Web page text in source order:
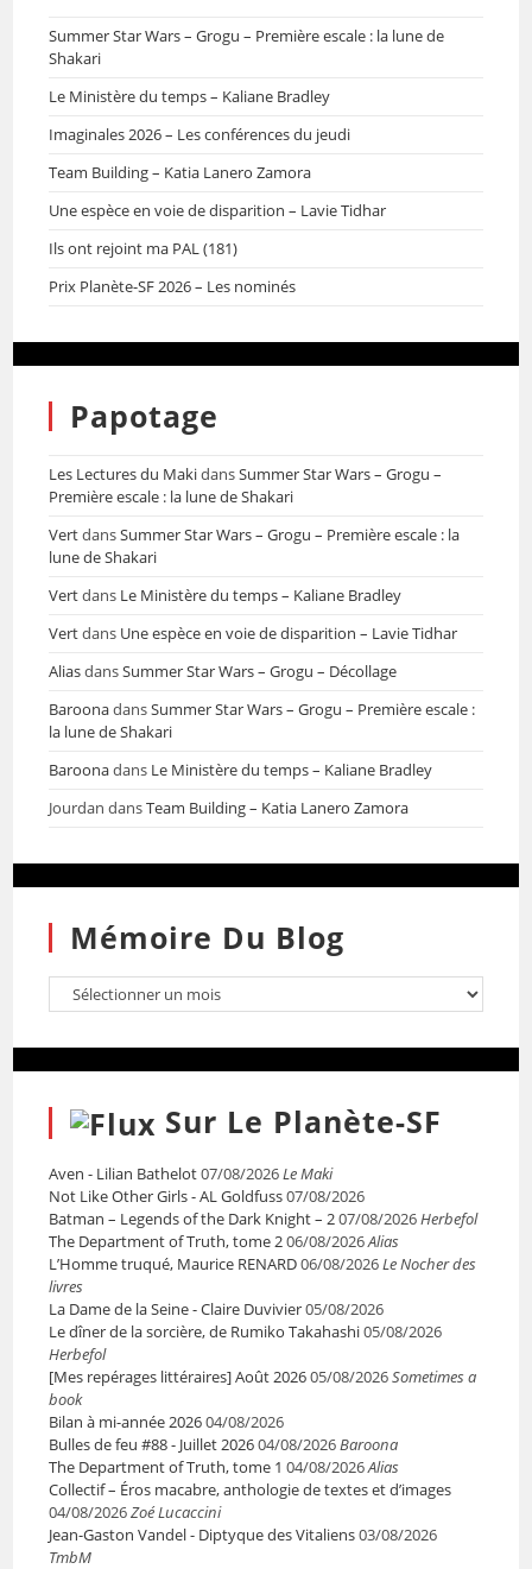
Summer Star Wars – Grogu – Première escale : la lune de
Shakari
Le Ministère du temps – Kaliane Bradley
Imaginales 2026 – Les conférences du jeudi
Team Building – Katia Lanero Zamora
Une espèce en voie de disparition – Lavie Tidhar
Ils ont rejoint ma PAL (181)
Prix Planète-SF 2026 – Les nominés
Papotage
Les Lectures du MakidansSummer Star Wars – Grogu –
Première escale : la lune de Shakari
VertdansSummer Star Wars – Grogu – Première escale : la
lune de Shakari
Vertdans Le Ministère du temps – Kaliane Bradley
Vertdans Une espèce en voie de disparition – Lavie Tidhar
AliasdansSummer Star Wars – Grogu – Décollage
BaroonadansSummer Star Wars – Grogu – Première escale :
la lune de Shakari
Baroonadans Le Ministère du temps – Kaliane Bradley
Jourdan dansTeam Building – Katia Lanero Zamora
Mémoire Du Blog
Sur Le Planète-SF
Aven - Lilian Bathelot07/08/2026Le Maki
Not Like Other Girls - AL Goldfuss07/08/2026
Batman – Legends of the Dark Knight – 207/08/2026Herbefol
The Department of Truth, tome 206/08/2026Alias
L’Homme truqué, Maurice RENARD06/08/2026Le Nocher des
livres
La Dame de la Seine - Claire Duvivier05/08/2026
Le dîner de la sorcière, de Rumiko Takahashi05/08/2026
Herbefol
[Mes repérages littéraires] Août 202605/08/2026Sometimes a
book
Bilan à mi-année 202604/08/2026
Bulles de feu #88 - Juillet 202604/08/2026Baroona
The Department of Truth, tome 1 04/08/2026Alias
Collectif – Éros macabre, anthologie de textes et d’images
04/08/2026Zoé Lucaccini
Jean-Gaston Vandel - Diptyque des Vitaliens03/08/2026
TmbM